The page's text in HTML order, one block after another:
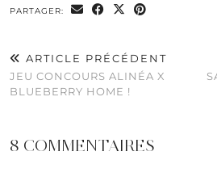
PARTAGER:
ARTICLE PRÉCÉDENT
JEU CONCOURS ALINÉA X
BLUEBERRY HOME !
8 COMMENTAIRES